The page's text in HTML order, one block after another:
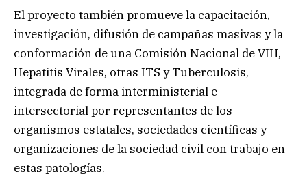
El proyecto también promueve la capacitación,
investigación, difusión de campañas masivas y la
conformación de una Comisión Nacional de VIH,
Hepatitis Virales, otras ITS y Tuberculosis,
integrada de forma interministerial e
intersectorial por representantes de los
organismos estatales, sociedades científicas y
organizaciones de la sociedad civil con trabajo en
estas patologías.